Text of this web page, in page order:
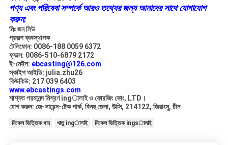
পণ্য এবং পরিষেবা সম্পর্কে আরও তথ্যের জন্য আমাদের সাথে যোগাযোগ
করুন:
মিঃ জন লিউ
প্রকল্প ব্যবস্থাপক
টেলিফোন: 0086-188 0059 6372
ফ্যাক্স: 0086-510-6879 2172
ই-মেইল: ebcasting@126.com
স্কাইপ আইডি: julia.zhu26
কিউকিউ: 217 039 6403
www.ebcastings.com
শাশ্বত পরমানন্দ মিশ্রণ ingালাই ও ফোরজিং কোং, LTD।
যোগ করুন: জে-সায়েন্স-টেক পার্ক, বিনহু জেলা, উক্সি, 214122, জিয়াংসু, চীন
নিকেল ভিত্তিক খাদ ধাতু ingালাই নিকেল ভিত্তিক ingsালাই